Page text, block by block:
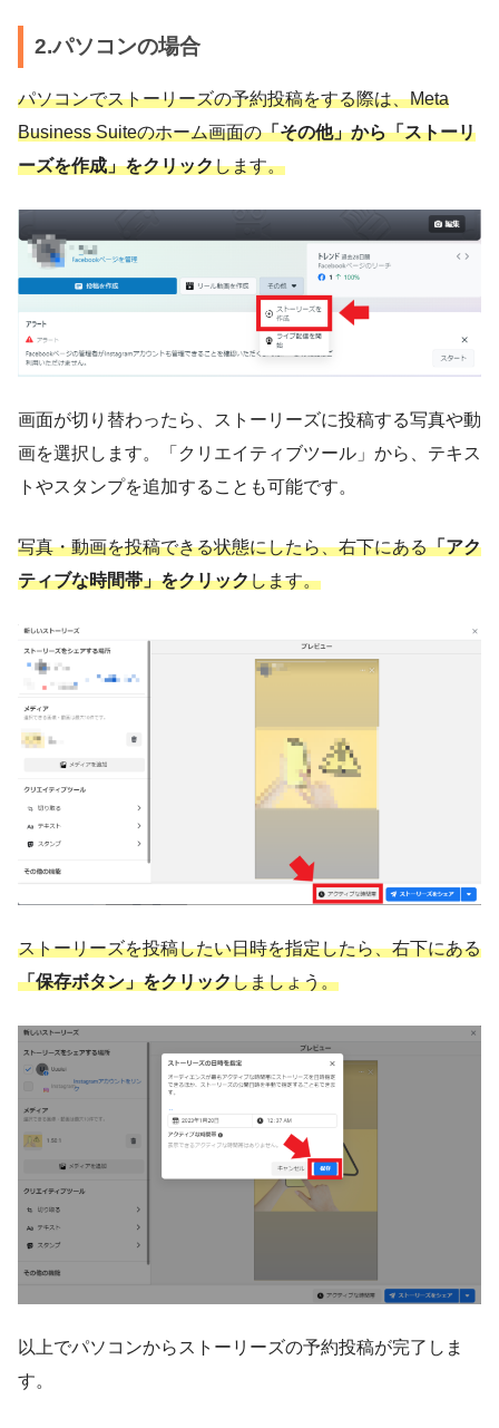
2.パソコンの場合
パソコンでストーリーズの予約投稿をする際は、Meta
Business Suiteのホーム画面の「その他」から「ストーリ
ーズを作成」をクリックします。
画面が切り替わったら、ストーリーズに投稿する写真や動
画を選択します。「クリエイティブツール」から、テキス
トやスタンプを追加することも可能です。
写真・動画を投稿できる状態にしたら、右下にある「アク
ティブな時間帯」をクリックします。
ストーリーズを投稿したい日時を指定したら、右下にある
「保存ボタン」をクリックしましょう。
以上でパソコンからストーリーズの予約投稿が完了しま
す。